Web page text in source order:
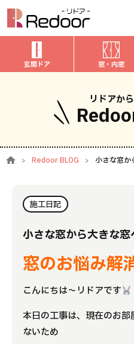
玄関ドア 窓・内窓
私たちについて
取扱商品
玄関ドアのリフォーム
お家全般のリフォーム
施工事例
お客様の声
ブログ
よくある質問
補助金事業
リドアか
Redoor BLOG 小さな窓か
施工日記
小さな窓から大きな窓
窓のお悩み解
こんにちは～リドアです
本日の工事は、現在のお
ないため